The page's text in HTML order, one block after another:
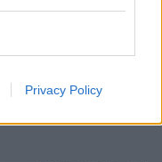
Privacy Policy